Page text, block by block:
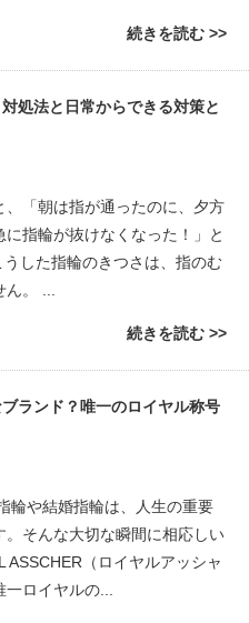
続きを読む
処法と日常からできる対策と
「朝は指が通ったのに、夕方
指輪が抜けなくなった！」と
した指輪のきつさは、指のむ
。 ...
続きを読む
ランド？唯一のロイヤル称号
輪や結婚指輪は、人生の重要
そんな大切な瞬間に相応しい
ASSCHER（ロイヤルアッシャ
ロイヤルの...